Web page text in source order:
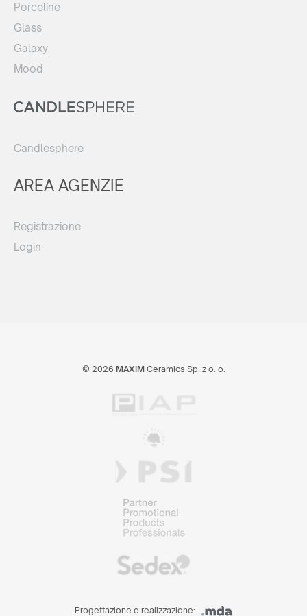
Porceline
Glass
Galaxy
Mood
Candlesphere
AREA AGENZIE
Registrazione
Login
© 2026 MAXIMCeramics Sp. z o. o.
Progettazione e realizzazione: